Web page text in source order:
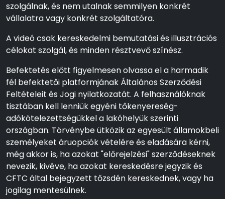
szolgálnak, és nem utalnak semmilyen konkrét
vállalatra vagy konkrét szolgáltatóra.
A videó csak kereskedelmi bemutatási és illusztrációs
célokat szolgál, és minden résztvevő színész.
Befektetés előtt figyelmesen olvassa el a harmadik
fél befektetői platformjának Általános Szerződési
Feltételeit és Jogi nyilatkozatát. A felhasználóknak
tisztában kell lenniük egyéni tőkenyereség-
adókötelezettségükkel a lakóhelyük szerinti
országban. Törvénybe ütközik az egyesült államokbeli
személyeket áruopciók vételére és eladására kérni,
még akkor is, ha azokat "előrejelzési" szerződéseknek
nevezik, kivéve, ha azokat kereskedésre jegyzik és
CFTC által bejegyzett tőzsdén kereskednek, vagy ha
jogilag mentesülnek.